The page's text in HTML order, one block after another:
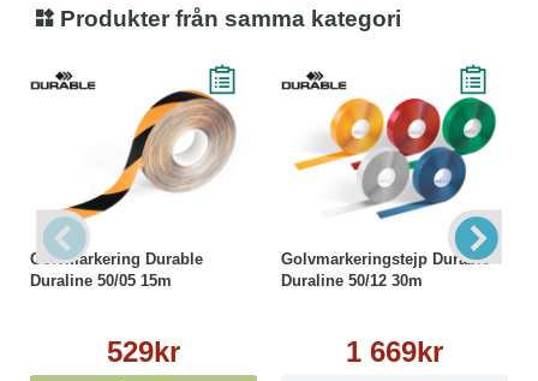
Produkter från samma kategori
Golvmarkering Durable
Duraline 50/05 15m
529kr
Golvmarkeringstejp Durable
Duraline 50/12 30m
1 669kr